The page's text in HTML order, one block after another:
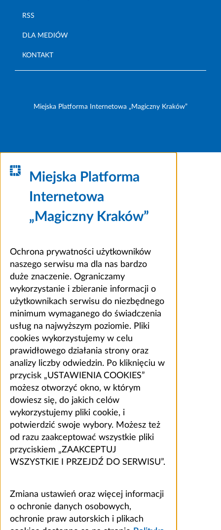
RSS
DLA MEDIÓW
KONTAKT
Miejska Platforma Internetowa „Magiczny Kraków”
Miejska Platforma
Internetowa
„Magiczny Kraków”
Ochrona prywatności użytkowników
naszego serwisu ma dla nas bardzo
duże znaczenie. Ograniczamy
wykorzystanie i zbieranie informacji o
użytkownikach serwisu do niezbędnego
minimum wymaganego do świadczenia
usług na najwyższym poziomie. Pliki
cookies wykorzystujemy w celu
prawidłowego działania strony oraz
analizy liczby odwiedzin. Po kliknięciu w
przycisk „USTAWIENIA COOKIES”
możesz otworzyć okno, w którym
dowiesz się, do jakich celów
wykorzystujemy pliki cookie, i
potwierdzić swoje wybory. Możesz też
od razu zaakceptować wszystkie pliki
przyciskiem „ZAAKCEPTUJ
WSZYSTKIE I PRZEJDŹ DO SERWISU”.
Zmiana ustawień oraz więcej informacji
o ochronie danych osobowych,
ochronie praw autorskich i plikach